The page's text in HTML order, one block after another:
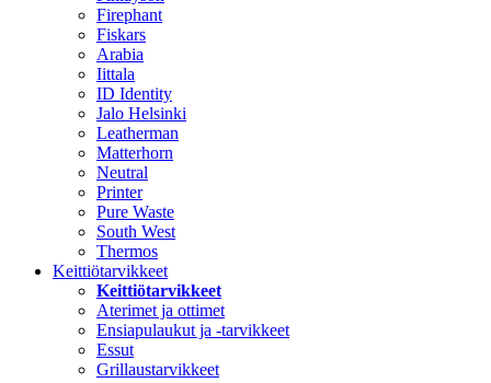
Firephant
Fiskars
Arabia
Iittala
ID Identity
Jalo Helsinki
Leatherman
Matterhorn
Neutral
Printer
Pure Waste
South West
Thermos
Keittiötarvikkeet
Keittiötarvikkeet
Aterimet ja ottimet
Ensiapulaukut ja -tarvikkeet
Essut
Grillaustarvikkeet